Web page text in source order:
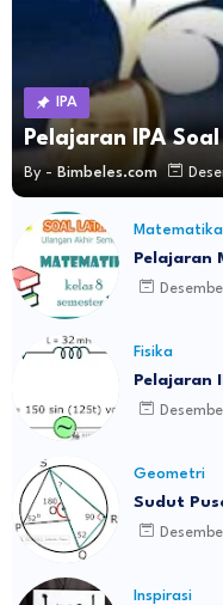
IPA
Pelajaran IPA
By - Bimbeles.com
Matematika
Pelajaran
Fisika
Pelajaran
Geometri
Sudut
Inspirasi